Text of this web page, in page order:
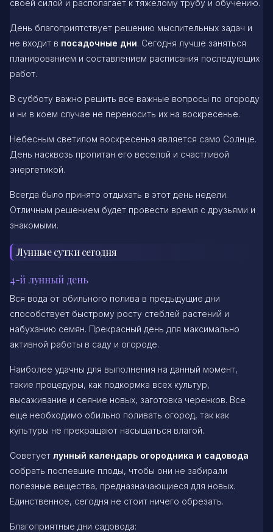
своей силой и располагает к тяжелому трубу и обучению.
День благоприятствует решению мыслительных задач и
не входит в посадочные дни. Сегодня лучше заняться
планированием и составлением расписания последующих
работ.
В субботу важно решить все важные вопросы по огороду
и ни в коем случае не переносить их на воскресенье.
Небесным светилом воскресенья является само Солнце.
День насквозь пропитан его веселой и счастливой
энергетикой.
Всегда было принято отдыхать в этот день недели.
Отличным решением будет провести время с друзьями и
знакомыми.
Лунные сутки сегодня
4-й лунный день
Вся вода от обильного полива в предыдущие дни
способствует быстрому росту стеблей растений и
набуханию семян. Прекрасный день для максимально
активной работы в саду и огороде.
Наиболее удачны для выполнения на данный момент,
такие процедуры, как подкормка всех культур,
высаживание и сеяние новых, заготовка черенков. Все
еще необходимо обильно поливать огород, так как
культуры не прекращают насыщаться влагой.
Советует лунный календарь огородника и садовода
собрать поспевшие плоды, чтобы они не забирали
полезные вещества, предназначающиеся для новых.
Единственное, сегодня не стоит ничего обрезать.
Благоприятные дни садовода: